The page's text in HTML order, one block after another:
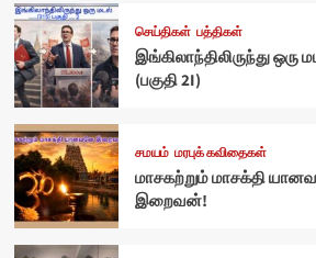
செய்திகள் பத்திகள்
இங்கிலாந்திலிருந்து ஒரு
(பகுதி 2I)
சமயம் மரபுக் கவிதைகள்
மாசகற்றும் மாசக்தி
இறைவன்!